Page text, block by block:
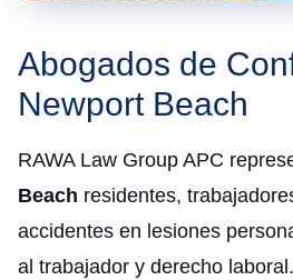
Abogados de
Newport Beach
RAWA Law Group APC
Beach residentes,
accidentes en lesiones
al trabajador y derecho